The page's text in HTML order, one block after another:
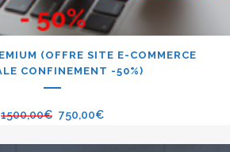
(OFFRE SITE E-COMMERCE
CONFINEMENT -50%)
1500,00€ 750,00€